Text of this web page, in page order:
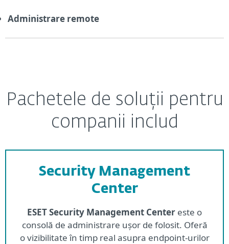
Administrare remote
Pachetele de soluții pentru
companii includ
Security Management
Center
ESET Security Management Center este o
consolă de administrare ușor de folosit. Oferă
o vizibilitate în timp real asupra endpoint-urilor